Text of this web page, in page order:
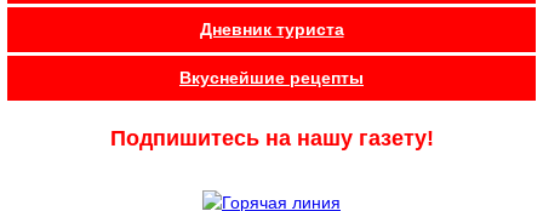
Дневник туриста
Вкуснейшие рецепты
Подпишитесь на нашу газету!